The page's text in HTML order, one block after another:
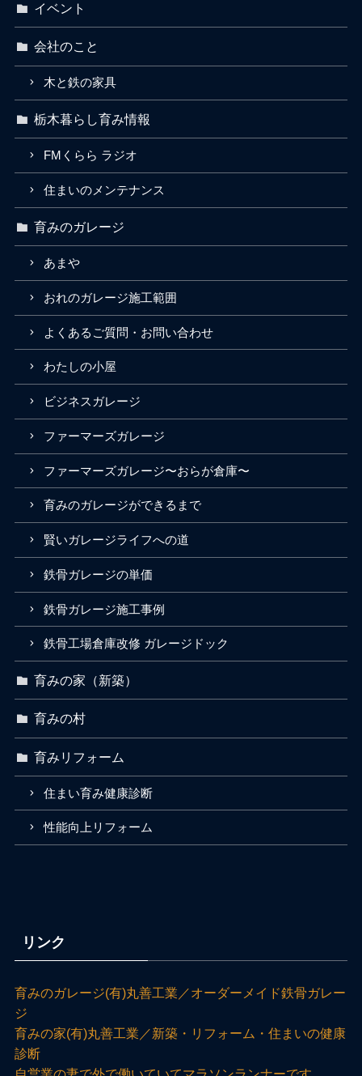
イベント
会社のこと
木と鉄の家具
栃木暮らし育み情報
FMくらら ラジオ
住まいのメンテナンス
育みのガレージ
あまや
おれのガレージ施工範囲
よくあるご質問・お問い合わせ
わたしの小屋
ビジネスガレージ
ファーマーズガレージ
ファーマーズガレージ〜おらが倉庫〜
育みのガレージができるまで
賢いガレージライフへの道
鉄骨ガレージの単価
鉄骨ガレージ施工事例
鉄骨工場倉庫改修 ガレージドック
育みの家（新築）
育みの村
育みリフォーム
住まい育み健康診断
性能向上リフォーム
リンク
育みのガレージ(有)丸善工業／オーダーメイド鉄骨ガレー
ジ
育みの家(有)丸善工業／新築・リフォーム・住まいの健康
診断